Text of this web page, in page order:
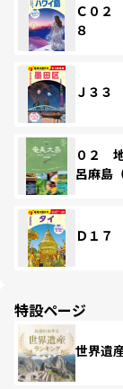
Ｃ０２
８
Ｊ３
０２
呂麻島
Ｄ１７
特設ページ
世界遺